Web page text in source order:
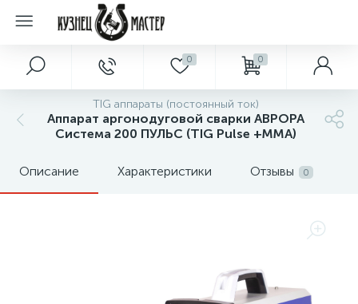
0 0
TIG аппараты (постоянный ток)
Аппарат аргонодуговой сварки АВРОРА
Система 200 ПУЛЬС (TIG Pulse +MMA)
Описание Характеристики Отзывы 0